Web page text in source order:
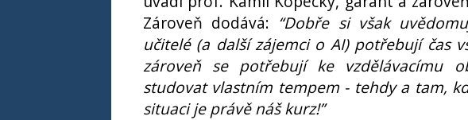
Zároveň dodává: “Dobře si však
učitelé (a další zájemci o AI) potřebují čas
zároveň se potřebují ke vzdělávacímu
studovat vlastním tempem - tehdy a tam,
situaci je právě náš kurz!”